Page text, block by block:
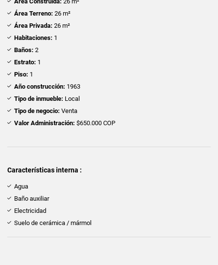
Área Terreno: 26 m²
Área Privada: 26 m²
Habitaciones: 1
Baños: 2
Estrato: 1
Piso: 1
Año construcción: 1963
Tipo de inmueble: Local
Tipo de negocio: Venta
Valor Administración: $650.000 COP
Características interna :
Agua
Baño auxiliar
Electricidad
Suelo de cerámica / mármol